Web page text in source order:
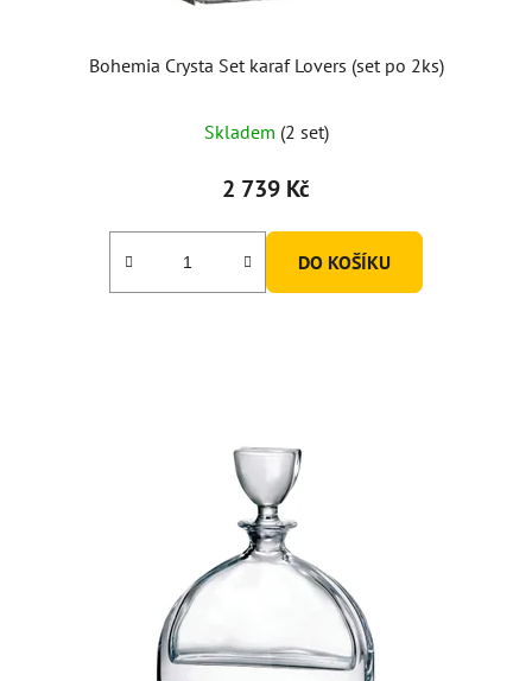
Bohemia Crysta Set karaf Lovers (set po 2ks)
hodnocení
produktu
4,0
Skladem (2 set)
2 739 Kč
DO KOŠÍKU